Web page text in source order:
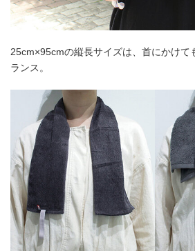
25cm×95cmの縦長サイズは、首にかけて
ランス。